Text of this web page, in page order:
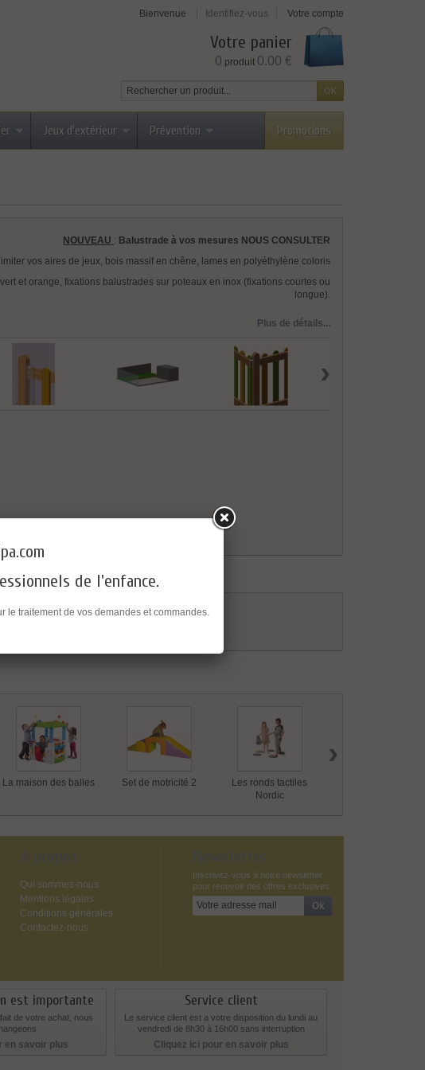
Bienvenue Identifiez-vous Votre compte
Votre panier
0 produit 0.00 €
Promotions
Jeux d'extérieur Prévention
NOUVEAU : Balustrade à vos mesures NOUS CONSULTER
vos aires de jeux, bois massif en chêne, lames en polyéthylène coloris
vert et orange, fixations balustrades sur poteaux en inox (fixations courtes ou
longue).
Plus de détails...
›
La maison des balles Set de motricité 2
Les ronds tactiles
Nordic
›
A propos
Qui sommes-nous
Mentions légales
Conditions générales
Contactez-nous
Newsletter
Inscrivez-vous à notre newsletter
pour recevoir des offres exclusives
est importante
de votre achat, nous
en savoir plus
Service client
Le service client est a votre disposition du lundi au
vendredi de 8h30 à 16h00 sans interruption
Cliquez ici pour en savoir plus
de l'enfance.
le traitement de vos demandes et commandes.